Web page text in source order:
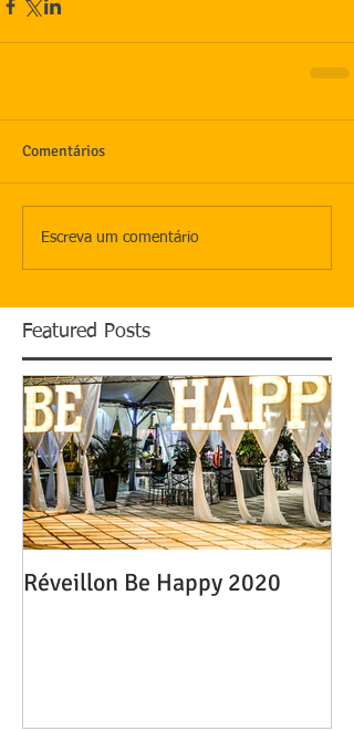
Comentários
Escreva um comentário
Featured Posts
Réveillon Be Happy 2020